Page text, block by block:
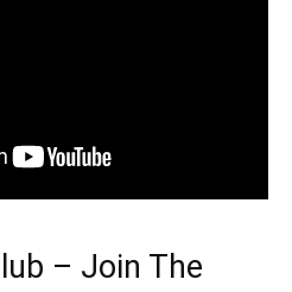
– Join The